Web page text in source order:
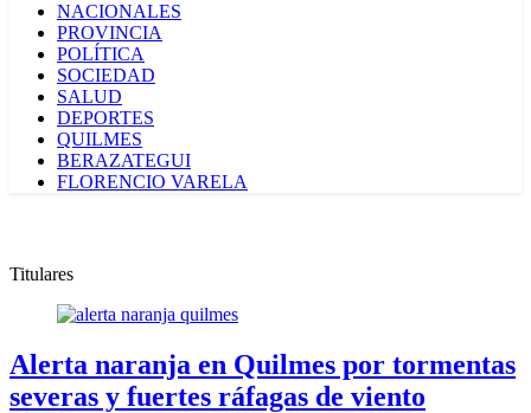
NACIONALES
PROVINCIA
POLÍTICA
SOCIEDAD
SALUD
DEPORTES
QUILMES
BERAZATEGUI
FLORENCIO VARELA
Titulares
Alerta naranja en Quilmes por tormentas
severas y fuertes ráfagas de viento